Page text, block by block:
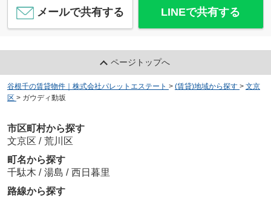
メールで共有する LINEで共有する
ページトップへ
谷根千の賃貸物件｜株式会社パレットエステート > (賃貸)地域から探す > 文京
区 > ガウディ動坂
市区町村から探す
文京区 / 荒川区
町名から探す
千駄木 / 湯島 / 西日暮里
路線から探す